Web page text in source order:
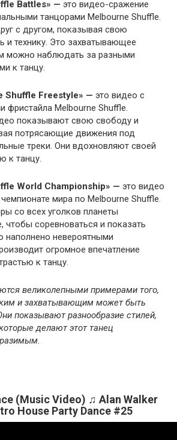
Battles» — это видео-сражение
танцорами Melbourne Shuffle.
с другом, показывая свою
и технику. Это захватывающее
можно наблюдать за разными
к танцу.
Shuffle Freestyle» — это видео с
фристайла Melbourne Shuffle.
показывают свою свободу и
потрясающие движения под
треки. Они вдохновляют своей
к танцу.
World Championship» — это видео
мира по Melbourne Shuffle.
со всех уголков планеты
чтобы соревноваться и показать
наполнено невероятными
огромное впечатление
к танцу.
великолепными примерами того,
и захватывающим может быть
показывают разнообразие стилей,
делают этот танец
(Music Video) ♫ Alan Walker
House Party Dance #25